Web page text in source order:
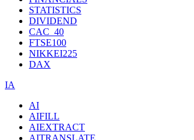
STATISTICS
DIVIDEND
CAC_40
FTSE100
NIKKEI225
DAX
IA
AI
AIFILL
AIEXTRACT
AITRANSLATE